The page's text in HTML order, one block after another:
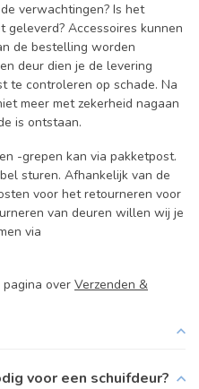
verwachtingen? Is het
Accessoires kunnen
de bestelling worden
deur dien je de levering
te controleren op schade. Na
meer met zekerheid nagaan
is ontstaan.
-grepen kan via pakketpost.
sturen. Afhankelijk van de
voor het retourneren voor
van deuren willen wij je
via
pagina over Verzenden &
voor een schuifdeur?